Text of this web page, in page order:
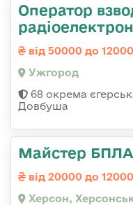
Оператор
від 50000 до
Ужгород
68 окрема
Довбуша
Майстер
від 20000 до
Херсон,